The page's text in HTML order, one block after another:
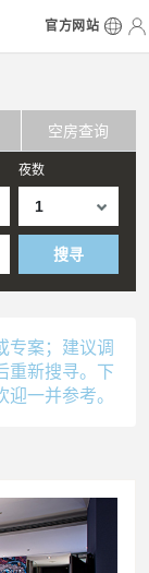
官方网站
空房查询
夜数
搜寻
专案；建议调
重新搜寻。下
一并参考。